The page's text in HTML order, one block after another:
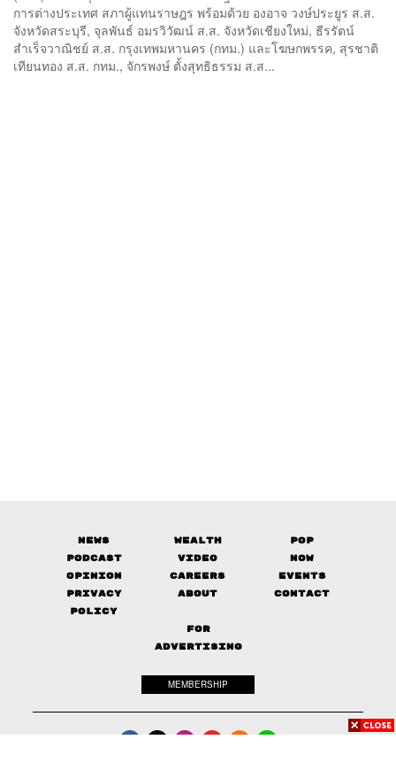
การต่างประเทศ สภาผู้แทนราษฎร พร้อมด้วย องอาจ วงษ์ประยูร ส.ส.
จังหวัดสระบุรี, จุลพันธ์ อมรวิวัฒน์ ส.ส. จังหวัดเชียงใหม่, ธีรรัตน์
สำเร็จวาณิชย์ ส.ส. กรุงเทพมหานคร (กทม.) และโฆษกพรรค, สุรชาติ
เทียนทอง ส.ส. กทม., จักรพงษ์ ตั้งสุทธิธรรม ส.ส...
News Wealth
Pop
Podcast
Video
Now
Opinion
Careers
Events
Privacy
Policy
About Contact
FOR
ADVERTISING
MEMBERSHIP